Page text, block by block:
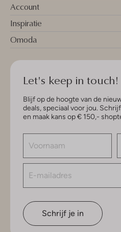
Account
Inspiratie
Omoda
Let's keep in touch!
Blijf op de hoogte van de
deals, speciaal voor jou.
en maak kans op € 150,-
Schrijf je in